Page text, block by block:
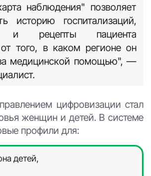
наблюдения" позволяет
историю госпитализаций,
и рецепты пациента
того, в каком регионе он
медицинской помощью", —
цифровизации стал
женщин и детей. В системе
профили для:
детей,